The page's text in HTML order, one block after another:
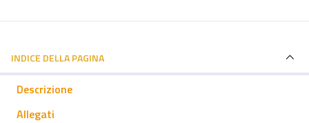
INDICE DELLA PAGINA
Descrizione
Allegati